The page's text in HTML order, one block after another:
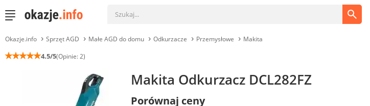
Okazje.info Sprzęt AGD Małe AGD do domu Odkurzacze Przemysłowe Makita
☆
☆
☆
☆
☆ 4.5/5(Opinie: 2)
Makita Odkurzacz DCL282FZ
Porównaj ceny